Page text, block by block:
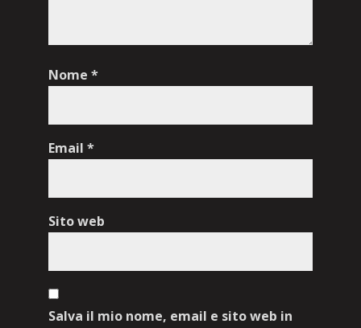
Nome *
Email *
Sito web
Salva il mio nome, email e sito web in